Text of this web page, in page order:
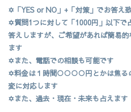
✡「YES or NO」+「対策」でお答え
✡質問1つに対して「1000円」以下
答えしますが、ご希望があれば簡易
ます
✡また、電話での相談も可能です
✡料金は１時間○○○○円とかは焦る
変に対応します
✡また、過去・現在・未来も占えます